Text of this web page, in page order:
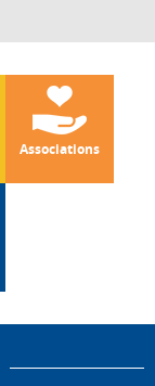
Associations